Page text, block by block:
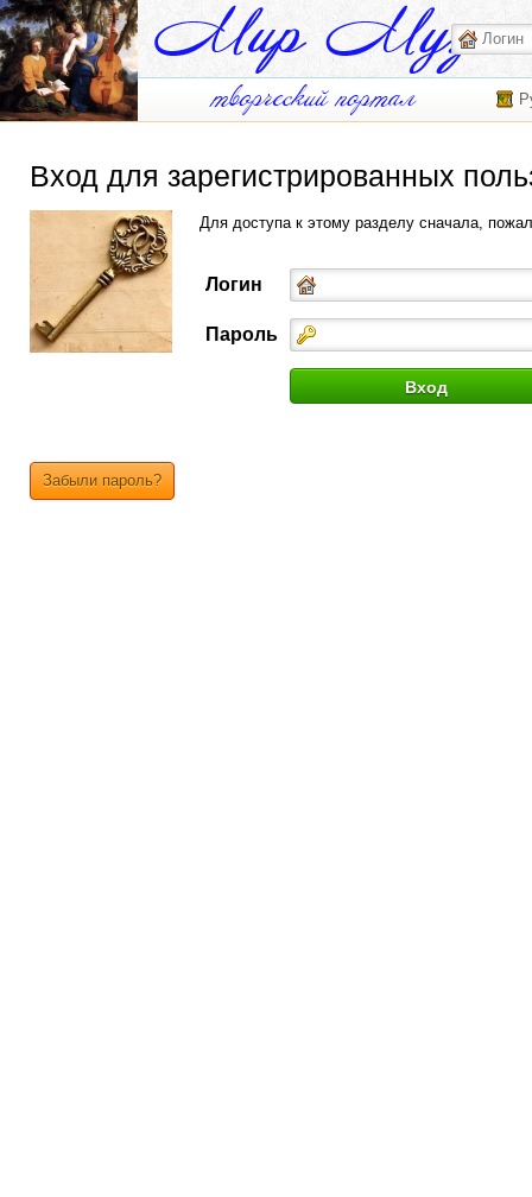
Вход для зарегистрированных
Для доступа к этому разделу сначала,
Логин
Пароль
Забыли пароль?